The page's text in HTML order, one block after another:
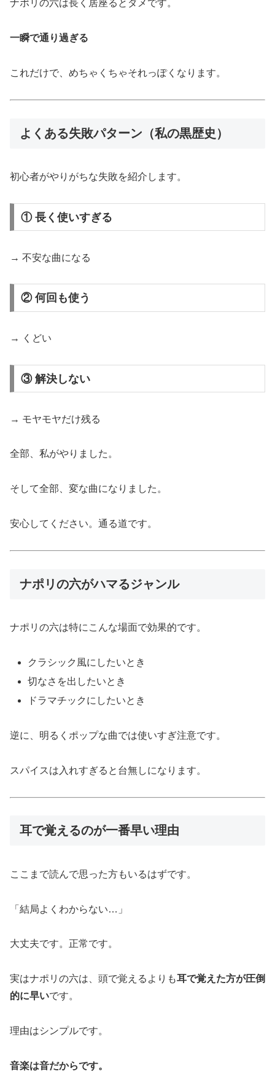
ナポリの六は長く居座るとダメです。
一瞬で通り過ぎる
これだけで、めちゃくちゃそれっぽくなります。
よくある失敗パターン（私の黒歴史）
初心者がやりがちな失敗を紹介します。
① 長く使いすぎる
→ 不安な曲になる
② 何回も使う
→ くどい
③ 解決しない
→ モヤモヤだけ残る
全部、私がやりました。
そして全部、変な曲になりました。
安心してください。通る道です。
ナポリの六がハマるジャンル
ナポリの六は特にこんな場面で効果的です。
クラシック風にしたいとき
切なさを出したいとき
ドラマチックにしたいとき
逆に、明るくポップな曲では使いすぎ注意です。
スパイスは入れすぎると台無しになります。
耳で覚えるのが一番早い理由
ここまで読んで思った方もいるはずです。
「結局よくわからない…」
大丈夫です。正常です。
実はナポリの六は、頭で覚えるよりも耳で覚えた方が圧倒
的に早いです。
理由はシンプルです。
音楽は音だからです。